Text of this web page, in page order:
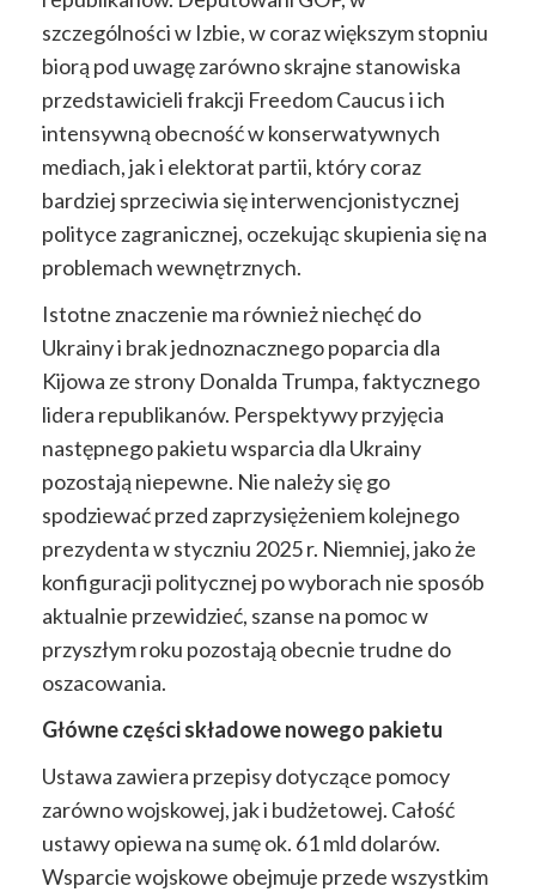
szczególności w Izbie, w coraz większym stopniu
biorą pod uwagę zarówno skrajne stanowiska
przedstawicieli frakcji Freedom Caucus i ich
intensywną obecność w konserwatywnych
mediach, jak i elektorat partii, który coraz
bardziej sprzeciwia się interwencjonistycznej
polityce zagranicznej, oczekując skupienia się na
problemach wewnętrznych.
Istotne znaczenie ma również niechęć do
Ukrainy i brak jednoznacznego poparcia dla
Kijowa ze strony Donalda Trumpa, faktycznego
lidera republikanów. Perspektywy przyjęcia
następnego pakietu wsparcia dla Ukrainy
pozostają niepewne. Nie należy się go
spodziewać przed zaprzysiężeniem kolejnego
prezydenta w styczniu 2025 r. Niemniej, jako że
konfiguracji politycznej po wyborach nie sposób
aktualnie przewidzieć, szanse na pomoc w
przyszłym roku pozostają obecnie trudne do
oszacowania.
Główne części składowe nowego pakietu
Ustawa zawiera przepisy dotyczące pomocy
zarówno wojskowej, jak i budżetowej. Całość
ustawy opiewa na sumę ok. 61 mld dolarów.
Wsparcie wojskowe obejmuje przede wszystkim